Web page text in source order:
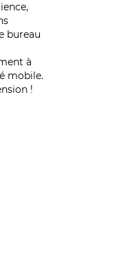
bureau
à
mobile.
!